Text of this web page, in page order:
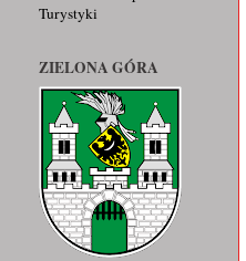
Turystyki
ZIELONA GÓRA